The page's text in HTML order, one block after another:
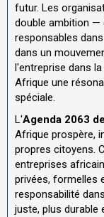
futur. Les
double ambition —
responsables
dans un
l'entreprise dans
Afrique une
spéciale.
L'Agenda 2063
Afrique prospère,
propres citoyens.
entreprises
privées, formelles
responsabilité
juste, plus durable